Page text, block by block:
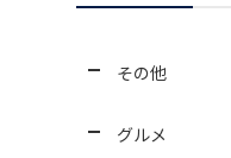
その他
グルメ